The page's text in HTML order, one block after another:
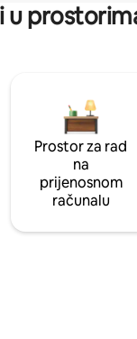
u
Prostor za rad
na
prijenosnom
računalu